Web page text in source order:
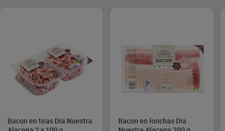
Bacon en tiras Dia Nuestra
Bacon en lonchas Dia